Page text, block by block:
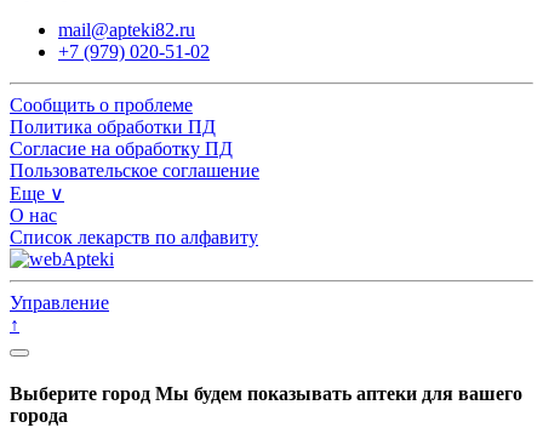
mail@apteki82.ru
+7 (979) 020-51-02
Сообщить о проблеме
Политика обработки ПД
Согласие на обработку ПД
Пользовательское соглашение
Еще ∨
О нас
Список лекарств по алфавиту
Управление
↑
Выберите город Мы будем показывать аптеки для вашего
города